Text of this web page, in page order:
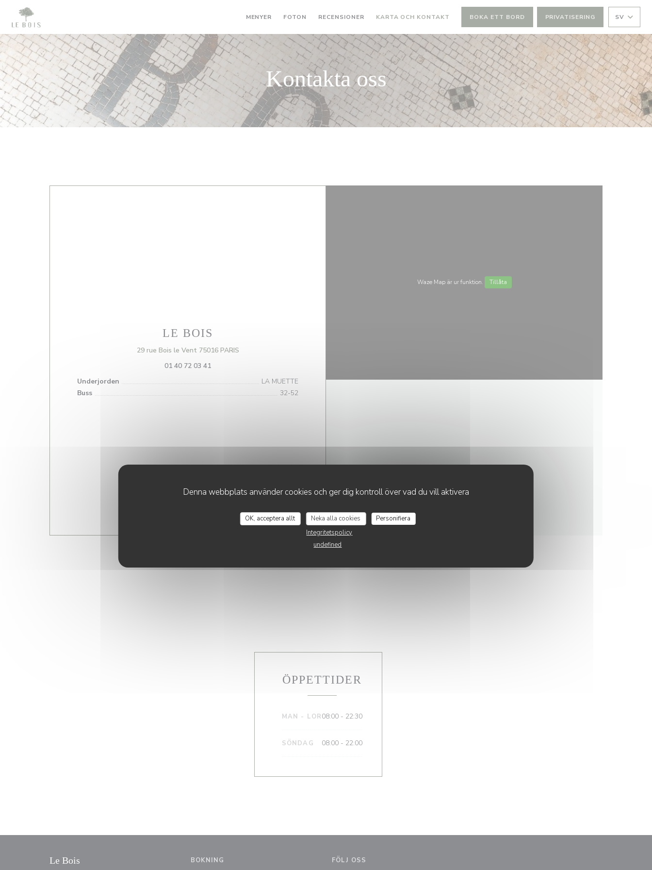
Cookie- hanteringspanel
Denna webbplats använder cookies och ger dig kontroll över vad du vill aktivera
OK, acceptera allt Neka alla cookies
Personifiera
Integritetspolicy
undefined
MENYER FOTON RECENSIONER KARTA OCH KONTAKT BOKA ETT BORD PRIVATISERING SV
Kontakta oss
LE BOIS
29 rue Bois le Vent 75016 PARIS((öppnas i ett nytt fönster))
01 40 72 03 41
Underjorden
LA MUETTE
Buss
32-52
Waze Map är ur funktion. Tillåta
ÖPPETTIDER
MAN - LOR08:00 - 22:30
SÖNDAG 08:00 - 22:00
Le Bois BOKNING FÖLJ OSS